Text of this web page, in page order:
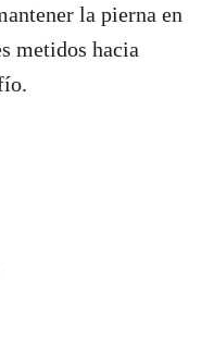
la pierna en
metidos hacia